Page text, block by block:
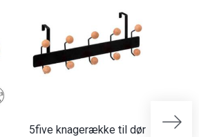
5five knagerække til dør